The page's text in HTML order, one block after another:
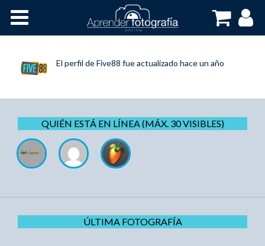
El perfil deFive88 fue actualizado hace un año
QUIÉN ESTÁ EN LÍNEA (MÁX. 30 VISIBLES)
ÚLTIMA FOTOGRAFÍA